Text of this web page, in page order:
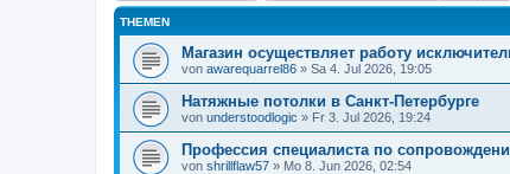
THEMEN
Магазин осуществляет работу
von awarequarrel86 » Sa 4. Jul 2026, 19:05
Натяжные потолки в Санкт-Петербурге
von understoodlogic » Fr 3. Jul 2026, 19:24
Профессия специалиста по
von shrillflaw57 » Mo 8. Jun 2026, 02:54